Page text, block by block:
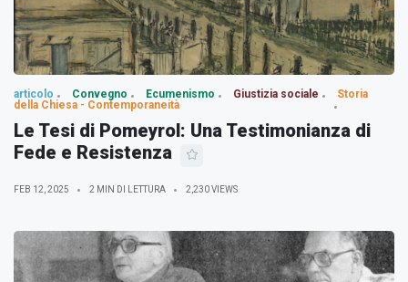
articolo Convegno Ecumenismo Giustizia sociale
Storia
della Chiesa - Contemporaneità
Le Tesi di Pomeyrol: Una Testimonianza di
Fede e Resistenza
FEB 12, 2025 2 MIN DI LETTURA 2,230 VIEWS